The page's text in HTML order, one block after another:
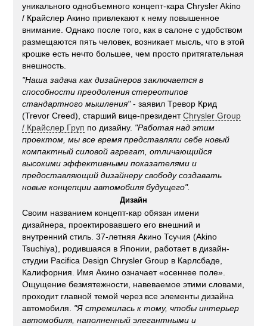
уникального однобъемного концепт-кара Chrysler Akino
/ Крайслер Акино привлекают к нему повышенное
внимание. Однако после того, как в салоне с удобством
размещаются пять человек, возникает мысль, что в этой
крошке есть нечто большее, чем просто притягательная
внешность.
"Наша задача как дизайнеров заключается в
способности преодоления стереотипов
стандартного мышления"- заявил Тревор Крид
(Trevor Creed), старший вице-президентChrysler Group
/ Крайслер Груп по дизайну. "Работая над этим
проектом, мы все время представляли себе новый
компактный силовой агрегат, отличающийся
высокими эффективными показателями и
предоставляющий дизайнеру свободу создавать
новые концепции автомобиля будущего".
Дизайн
Своим названием концепт-кар обязан имени
дизайнера, проектировавшего его внешний и
внутренний стиль. 37-летняя Акино Тсучия (Akino
Tsuchiya), родившаяся в Японии, работает в дизайн-
студии Pacifica Design Chrysler Group в Карлсбаде,
Калифорния. Имя Акино означает «осеннее поле».
Ощущение безмятежности, навеваемое этими словами,
проходит главной темой через все элементы дизайна
автомобиля. "Я стремилась к тому, чтобы интерьер
автомобиля, наполненный элегантными и